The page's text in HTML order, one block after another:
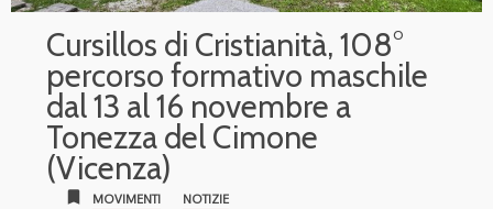
Cursillos di Cristianità, 108°
percorso formativo maschile
dal 13 al 16 novembre a
Tonezza del Cimone
(Vicenza)
bookmark MOVIMENTI NOTIZIE